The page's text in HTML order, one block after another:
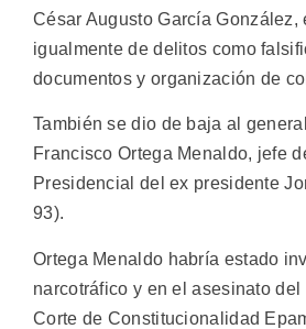
César Augusto García González,
igualmente de delitos como
documentos y organización de
También se dio de baja al
Francisco Ortega Menaldo, jefe
Presidencial del ex presidente
93).
Ortega Menaldo habría estado
narcotráfico y en el asesinato
Corte de Constitucionalidad